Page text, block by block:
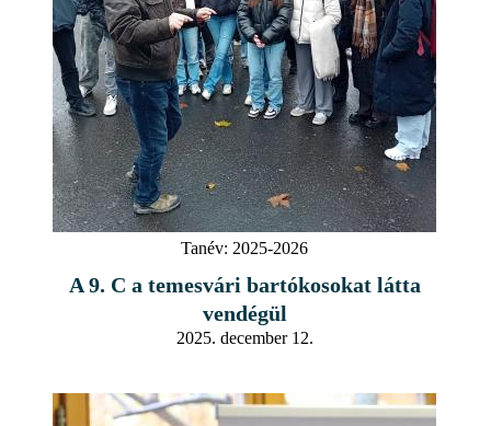
Tanév: 2025-2026
A 9. C a temesvári bartókosokat látta
vendégül
2025. december 12.